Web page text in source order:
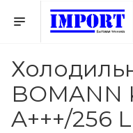
BOMANN
A+++/256 L